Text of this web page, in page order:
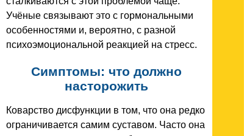
Учёные связывают это с гормональными
особенностями и, вероятно, с разной
психоэмоциональной реакцией на стресс.
Симптомы: что должно
насторожить
Коварство дисфункции в том, что она редко
ограничивается самим суставом. Часто она